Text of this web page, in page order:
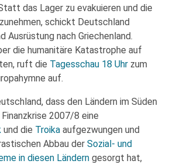
das Lager zu evakuieren und die
schickt Deutschland
Ausrüstung nach Griechenland.
die humanitäre Katastrophe auf
ruft die Tagesschau 18 Uhr zum
auf.
dass den Ländern im Süden
2007/8 eine
und die Troika aufgezwungen und
Abbau der Sozial- und
in diesen Ländern gesorgt hat,